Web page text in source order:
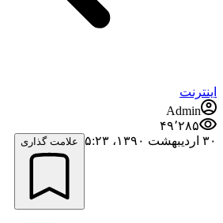
اینترنت
Admin
۴۹٬۲۸۵
۳۰ اردیبهشت ۱۳۹۰،‏ ۵:۲۳
علامت گذاری